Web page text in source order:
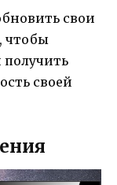
свои
чтобы
своей